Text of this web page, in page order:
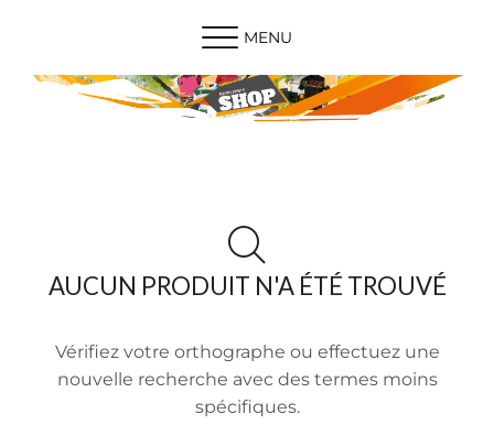
MENU
AUCUN PRODUIT N'A ÉTÉ TROUVÉ
Vérifiez votre orthographe ou effectuez une
nouvelle recherche avec des termes moins
spécifiques.